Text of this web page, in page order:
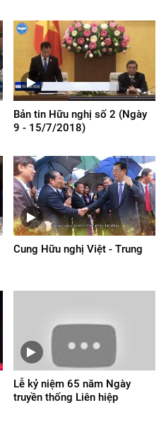
Bản tin Hữu nghị số 2 (Ngày
9 - 15/7/2018)
Cung Hữu nghị Việt - Trung
Lễ kỷ niệm 65 năm Ngày
truyền thống Liên hiệp